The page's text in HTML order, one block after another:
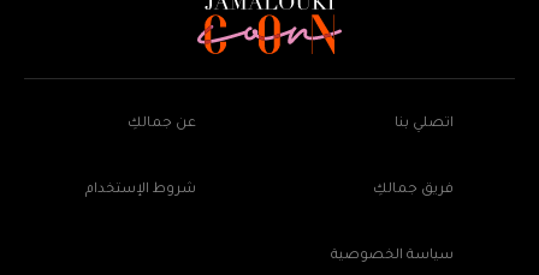
اتصلي بنا عن جمالكِ
فريق جمالكِ شروط الإستخدام
سياسة الخصوصية